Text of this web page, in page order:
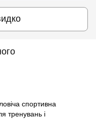
спортивна
тренувань і